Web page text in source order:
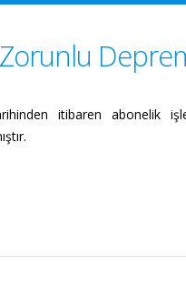
itibaren abonelik